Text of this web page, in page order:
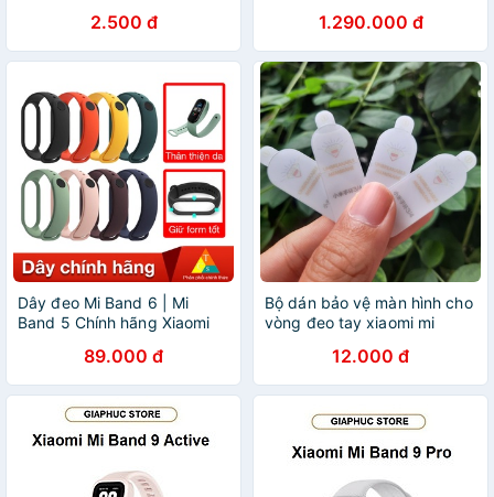
2.500 đ 1.290.000 đ
Dây đeo Mi Band 6 | Mi
Band 5 Chính hãng Xiaomi
89.000 đ
Bộ dán bảo vệ màn hình cho
vòng đeo tay xiaomi mi
12.000 đ